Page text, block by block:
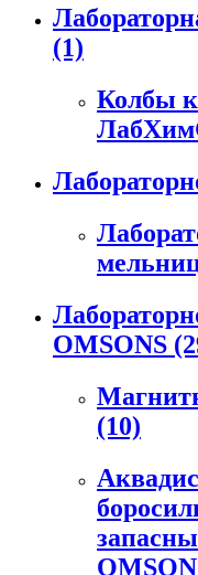
(1)
Колбы
OMSONS
(10)